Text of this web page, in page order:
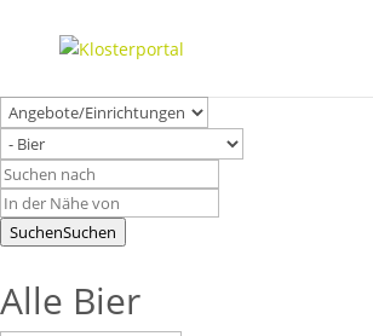
SuchenSuchen
Alle Bier